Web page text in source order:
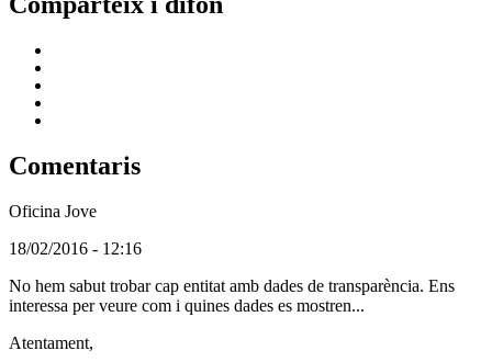
Comentaris
Oficina Jove
(Usuari
registrat)
18/02/2016 - 12:16
No hem sabut trobar cap entitat amb dades de transparència. Ens
interessa per veure com i quines dades es mostren...
Atentament,